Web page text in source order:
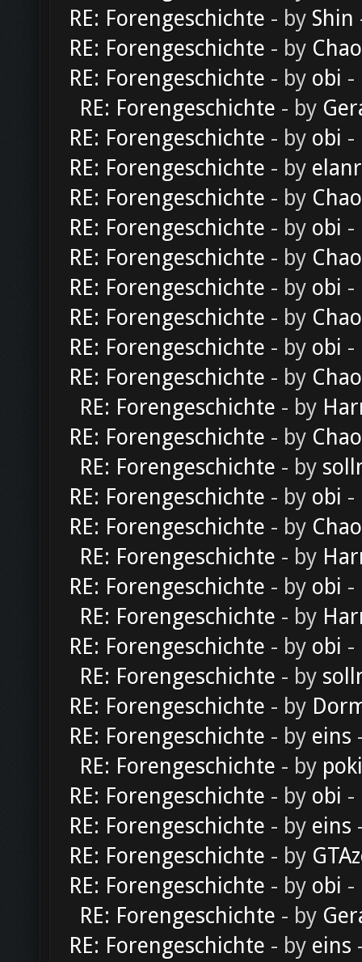
RE: Forengeschichte - by Shin
RE: Forengeschichte - by
RE: Forengeschichte - by obi -
RE: Forengeschichte - by
RE: Forengeschichte - by obi -
RE: Forengeschichte - by
RE: Forengeschichte - by
RE: Forengeschichte - by obi -
RE: Forengeschichte - by
RE: Forengeschichte - by obi -
RE: Forengeschichte - by
RE: Forengeschichte - by obi -
RE: Forengeschichte - by
RE: Forengeschichte - by
RE: Forengeschichte - by
RE: Forengeschichte - by
RE: Forengeschichte - by obi -
RE: Forengeschichte - by
RE: Forengeschichte - by
RE: Forengeschichte - by obi -
RE: Forengeschichte - by
RE: Forengeschichte - by obi -
RE: Forengeschichte - by
RE: Forengeschichte - by
RE: Forengeschichte - by eins
RE: Forengeschichte - by
RE: Forengeschichte - by obi -
RE: Forengeschichte - by eins
RE: Forengeschichte - by
RE: Forengeschichte - by obi -
RE: Forengeschichte - by
RE: Forengeschichte - by eins